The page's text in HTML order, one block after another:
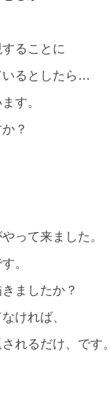
ることに
いるとしたら…
す。
？
って来ました。
。
ましたか？
ければ、
れるだけ、です。